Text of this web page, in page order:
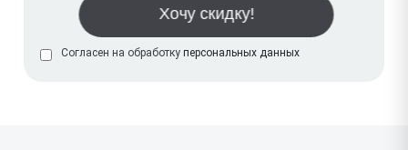
Согласен на обработку персональных данных